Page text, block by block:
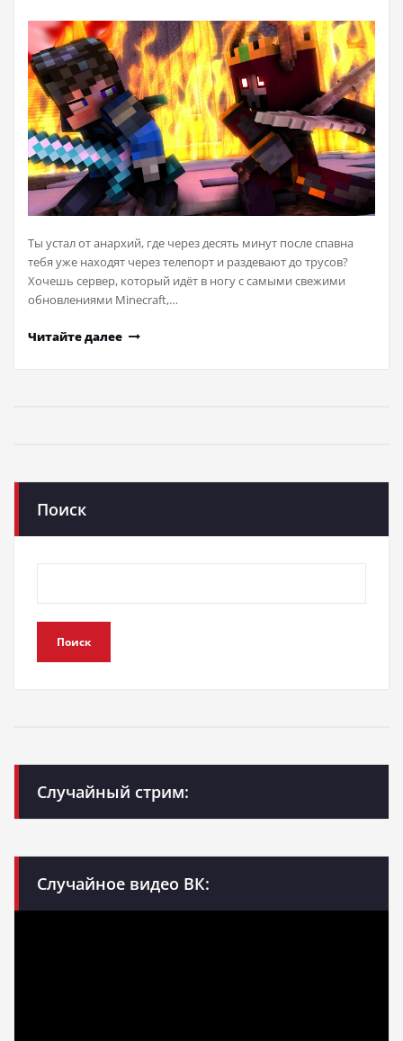
Ты устал от анархий, где через десять минут после спавна
тебя уже находят через телепорт и раздевают до трусов?
Хочешь сервер, который идёт в ногу с самыми свежими
обновлениями Minecraft,…
Читайте далее
Поиск
Поиск
Случайный стрим:
Случайное видео ВК: